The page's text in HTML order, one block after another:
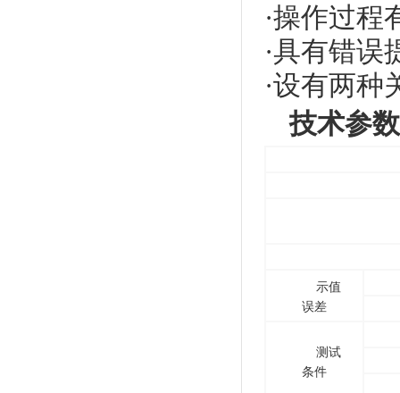
·操作过程
·具有错误
·设有两种
技术参数
示值
误差
测试
条件